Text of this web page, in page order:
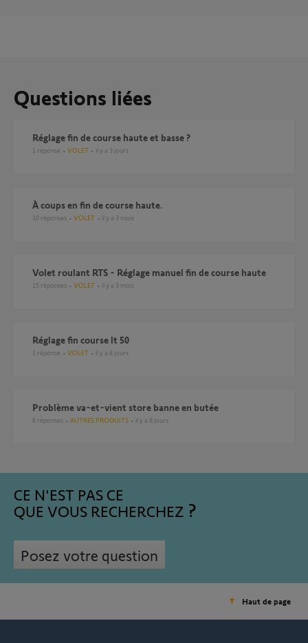
Questions liées
réglage fin de course haute et basse ?
1 réponse VOLET il y a 3 jours
À coups en fin de course haute.
10 réponses VOLET il y a 3 mois
Volet roulant RTS - Réglage manuel fin de course haute
15 réponses VOLET il y a 3 mois
Réglage fin course lt 50
1 réponse VOLET il y a 8 jours
Problème va-et-vient store banne en butée
6 réponses AUTRES PRODUITS il y a 8 jours
CE N'EST PAS CE
QUE VOUS RECHERCHEZ
Posez votre question
Haut de page